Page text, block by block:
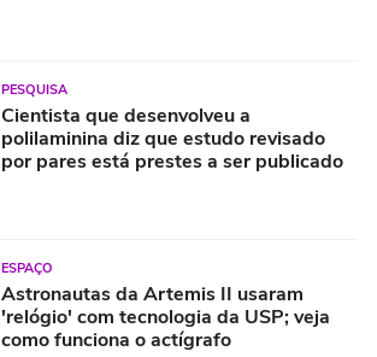
PESQUISA
Cientista que desenvolveu a
polilaminina diz que estudo revisado
por pares está prestes a ser publicado
ESPAÇO
Astronautas da Artemis II usaram
'relógio' com tecnologia da USP; veja
como funciona o actígrafo